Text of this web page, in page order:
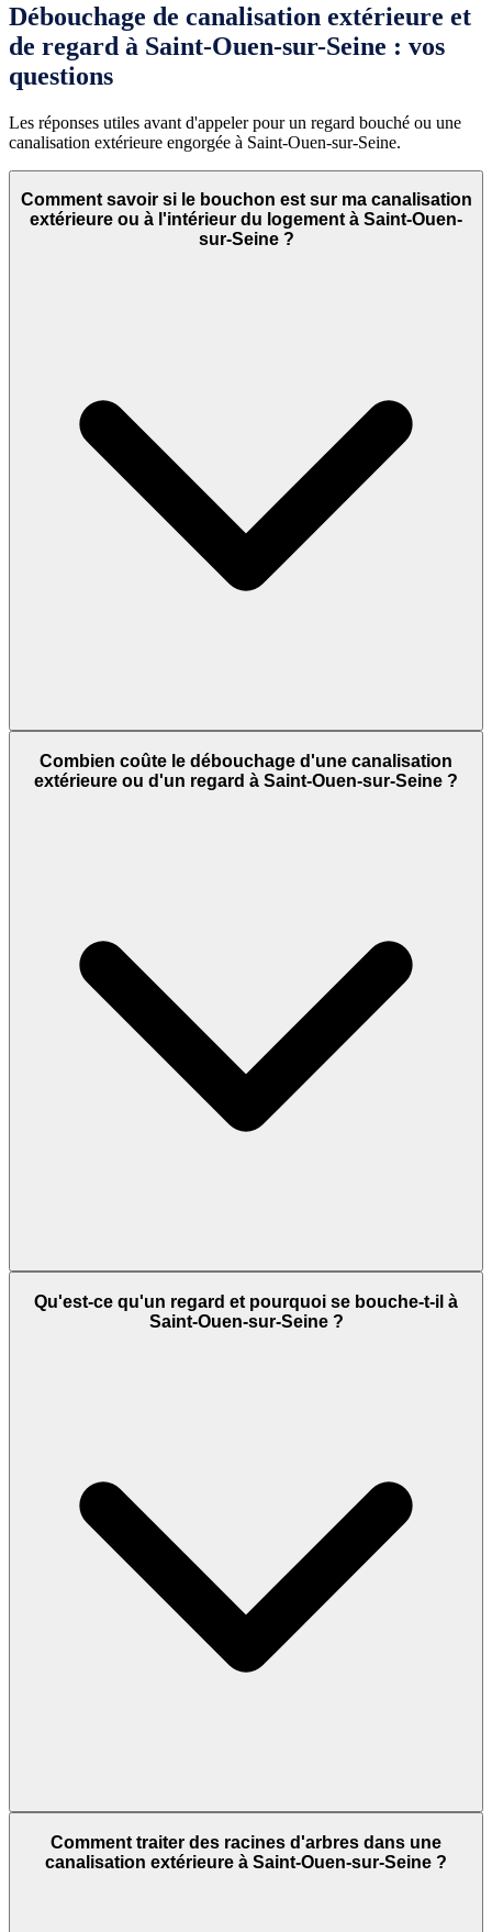
Débouchage de canalisation extérieure et
de regard à Saint-Ouen-sur-Seine : vos
questions
Les réponses utiles avant d'appeler pour un regard bouché ou une
canalisation extérieure engorgée à Saint-Ouen-sur-Seine.
Comment savoir si le bouchon est sur ma canalisation
extérieure ou à l'intérieur du logement à Saint-Ouen-
sur-Seine ?
Combien coûte le débouchage d'une canalisation
extérieure ou d'un regard à Saint-Ouen-sur-Seine ?
Qu'est-ce qu'un regard et pourquoi se bouche-t-il à
Saint-Ouen-sur-Seine ?
Comment traiter des racines d'arbres dans une
canalisation extérieure à Saint-Ouen-sur-Seine ?